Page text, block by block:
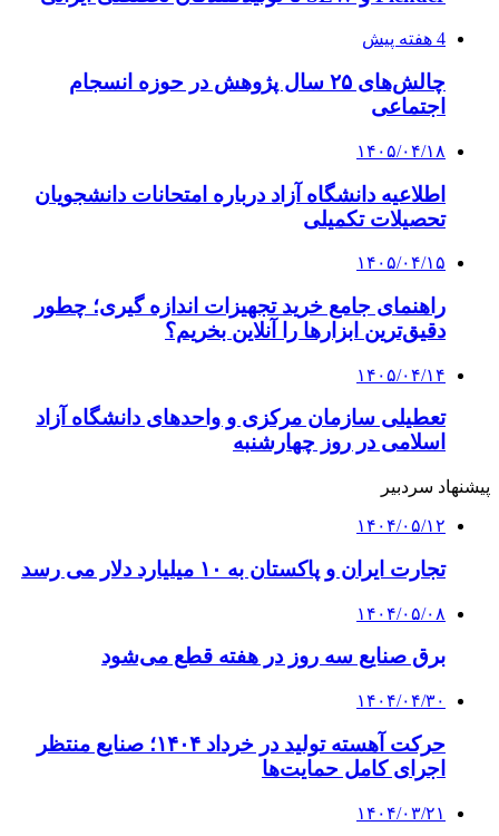
4 هفته پیش
چالش‌های ۲۵ سال پژوهش در حوزه انسجام
اجتماعی
۱۴۰۵/۰۴/۱۸
اطلاعیه دانشگاه آزاد درباره امتحانات دانشجویان
تحصیلات تکمیلی
۱۴۰۵/۰۴/۱۵
راهنمای جامع خرید تجهیزات اندازه گیری؛ چطور
دقیق‌ترین ابزارها را آنلاین بخریم؟
۱۴۰۵/۰۴/۱۴
تعطیلی سازمان مرکزی و واحدهای دانشگاه آزاد
اسلامی در روز چهارشنبه
پیشنهاد سردبیر
۱۴۰۴/۰۵/۱۲
تجارت ایران و پاکستان به ۱۰ میلیارد دلار می رسد
۱۴۰۴/۰۵/۰۸
برق صنایع سه روز در هفته قطع می‌شود
۱۴۰۴/۰۴/۳۰
حرکت آهسته تولید در خرداد ۱۴۰۴؛ صنایع منتظر
اجرای کامل حمایت‌ها
۱۴۰۴/۰۳/۲۱